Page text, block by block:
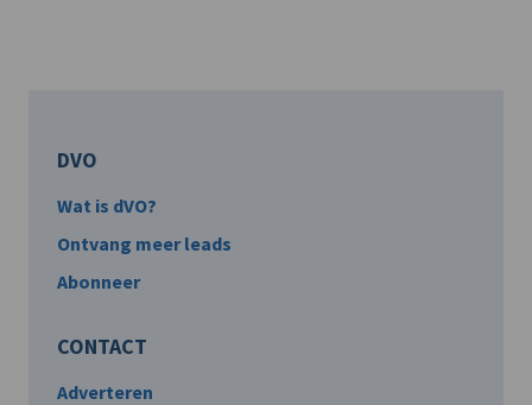
DVO
Wat is dVO?
Ontvang meer leads
Abonneer
CONTACT
Adverteren